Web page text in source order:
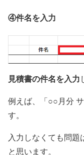
④件名を入力
見積書の件名を入力
例えば、「○○月分
す。
入力しなくても問
と思います。